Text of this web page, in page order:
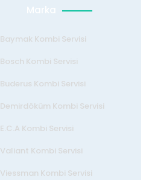
Marka
Baymak Kombi Servisi
Bosch Kombi Servisi
Buderus Kombi Servisi
Demirdöküm Kombi Servisi
E.C.A Kombi Servisi
Valiant Kombi Servisi
Viessman Kombi Servisi